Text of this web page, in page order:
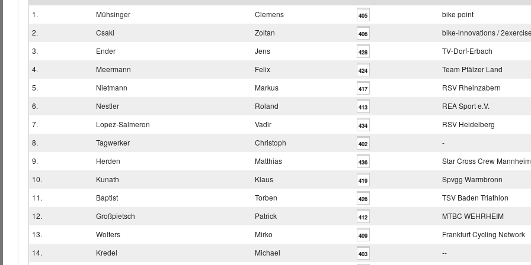
1. Mühsinger Clemens 405
bike point
2.
Csaki Zoltan 406
bike-innovations /
3.
Ender Jens 428
TV-Dorf-Erbach
4.
Meermann Felix 424
Team Pfälzer Land
5.
Nietmann Markus 417
RSV Rheinzabern
6.
Nestler Roland 413
REA Sport e.V.
7.
Lopez-Salmeron Vadir 434
RSV Heidelberg
8.
Tagwerker Christoph 402
-
9.
Herden Matthias 436
Star Cross Crew Mannheim
10.
Kunath Klaus 419
Spvgg Warmbronn
11.
Baptist Torben 426
TSV Baden Triathlon
12.
Großpietsch Patrick 412
MTBC WEHRHEIM
13.
Wolters Mirko 409
Frankfurt Cycling Network
14.
Kredel Michael 403 --